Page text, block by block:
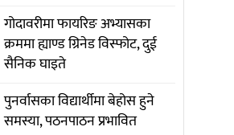
गोदावरीमा फायरिङ अभ्यासका
क्रममा ह्याण्ड ग्रिनेड विस्फोट, दुई
सैनिक घाइते
पुनर्वासका विद्यार्थीमा बेहोस हुने
समस्या, पठनपाठन प्रभावित